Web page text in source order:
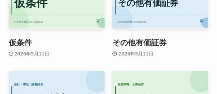
仮条件
2026年5月11日
その他有価証券
2026年5月11日